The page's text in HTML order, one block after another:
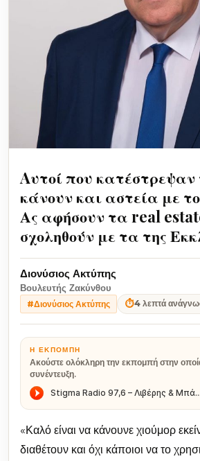
Aυτοί που κατέστρεψαν
κάνουν και αστεία με
Ας αφήσουν τα real
σχοληθούν με τα της
Διονύσιος Ακτύπης
Βουλευτής Ζακύνθου
#Διονύσιος Ακτύπης ⏱4 λεπτά
Η ΕΚΠΟΜΠΉ
Ακούστε ολόκληρη την εκπομπή στην
συνέντευξη.
«Καλό είναι να κάνουνε χιούμορ
διαθέτουν και όχι κάποιοι να το